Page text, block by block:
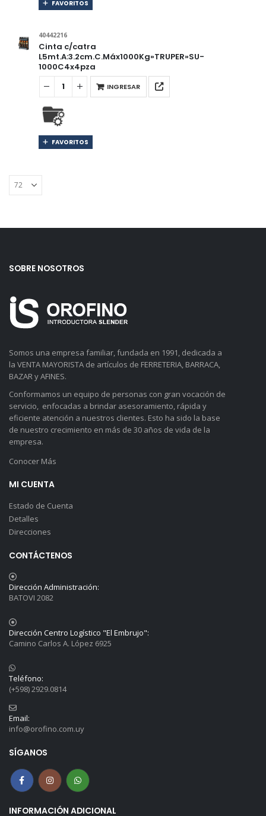
FAVORITOS
40442216
Cinta c/catra
L5mt.A:3.2cm.C.Máx1000Kg»TRUPER»SU-
1000C4x4pza
INGRESAR
FAVORITOS
SOBRE NOSOTROS
Somos una empresa familiar, fundada en 1991, dedicada a
la VENTA MAYORISTA de artículos de FERRETERIA, BARRACA,
BAZAR y AFINES.
Conformamos un equipo de personas con gran vocación de
servicio, enfocadas a brindar asesoramiento, rápida y
eficiente atención a nuestros clientes. Esto ha sido la base
de nuestro crecimiento en más de 30 años de vida de la
empresa.
Conocer Más
MI CUENTA
Estado de Cuenta
Detalles
Direcciones
CONTÁCTENOS
Dirección Administración:
BATOVI 2082
Dirección Centro Logístico "El Embrujo":
Camino Carlos A. López 6925
Teléfono:
(+598) 2929.0814
Email:
info@orofino.com.uy
SÍGANOS
INFORMACIÓN ADICIONAL